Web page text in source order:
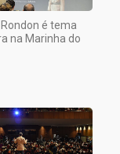
é tema
na Marinha do